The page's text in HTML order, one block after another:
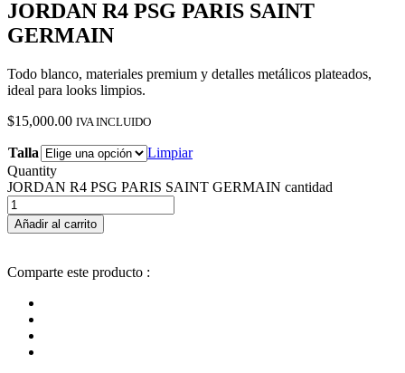
JORDAN R4 PSG PARIS SAINT
GERMAIN
Todo blanco, materiales premium y detalles metálicos plateados,
ideal para looks limpios.
$15,000.00 IVA INCLUIDO
Talla
Limpiar
Quantity
JORDAN R4 PSG PARIS SAINT GERMAIN cantidad
Añadir al carrito
Comparte este producto :